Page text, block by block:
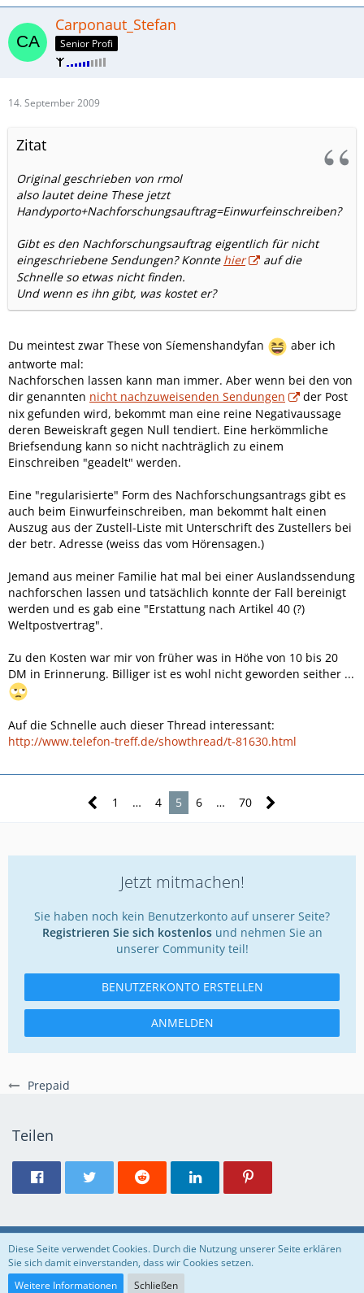
Prepaid
Carponaut_Stefan
Senior Profi
14. September 2009
Zitat
Original geschrieben von rmol
also lautet deine These jetzt
Handyporto+Nachforschungsauftrag=Einwurfeinschreiben?
Gibt es den Nachforschungsauftrag eigentlich für nicht
eingeschriebene Sendungen? Konnte hier
auf die
Schnelle so etwas nicht finden.
Und wenn es ihn gibt, was kostet er?
Du meintest zwar These von Síemenshandyfan
aber ich
antworte mal:
Nachforschen lassen kann man immer. Aber wenn bei den von
dir genannten nicht nachzuweisenden Sendungen
der Post
nix gefunden wird, bekommt man eine reine Negativaussage
deren Beweiskraft gegen Null tendiert. Eine herkömmliche
Briefsendung kann so nicht nachträglich zu einem
Einschreiben "geadelt" werden.
Eine "regularisierte" Form des Nachforschungsantrags gibt es
auch beim Einwurfeinschreiben, man bekommt halt einen
Auszug aus der Zustell-Liste mit Unterschrift des Zustellers bei
der betr. Adresse (weiss das vom Hörensagen.)
Jemand aus meiner Familie hat mal bei einer Auslandssendung
nachforschen lassen und tatsächlich konnte der Fall bereinigt
werden und es gab eine "Erstattung nach Artikel 40 (?)
Weltpostvertrag".
Zu den Kosten war mir von früher was in Höhe von 10 bis 20
DM in Erinnerung. Billiger ist es wohl nicht geworden seither ...
Auf die Schnelle auch dieser Thread interessant:
http://www.telefon-treff.de/showthread/t-81630.html
1 … 4 5 6 … 70
Jetzt mitmachen!
Sie haben noch kein Benutzerkonto auf unserer Seite?
Registrieren Sie sich kostenlosund nehmen Sie an
unserer Community teil!
BENUTZERKONTO ERSTELLEN
ANMELDEN
Teilen
Regeln Datenschutzerklärung Impressum
Community-Software:
Diese Seite verwendet Cookies. Durch die Nutzung unserer Seite erklären
Sie sich damit einverstanden, dass wir Cookies setzen.
Weitere Informationen
Schließen